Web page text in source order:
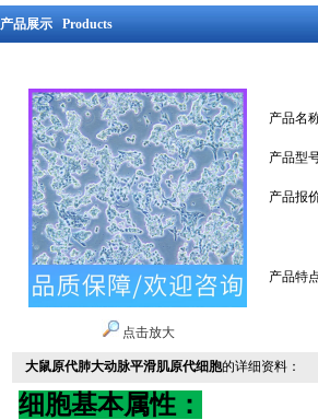
产品展示 Products
点击放大
产品名
产品型
产品报
产品特
大鼠原代肺大动脉平滑肌原代细胞的详细资料：
细胞基本属性：